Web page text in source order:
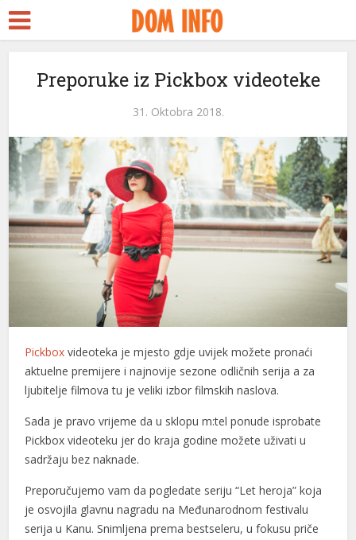
Preporuke iz Pickbox videoteke
31. Oktobra 2018.
Pickbox videoteka je mjesto gdje uvijek možete pronaći
aktuelne premijere i najnovije sezone odličnih serija a za
ljubitelje filmova tu je veliki izbor filmskih naslova.
Sada je pravo vrijeme da u sklopu m:tel ponude isprobate
Pickbox videoteku jer do kraja godine možete uživati u
sadržaju bez naknade.
Preporučujemo vam da pogledate seriju “Let heroja” koja
je osvojila glavnu nagradu na Međunarodnom festivalu
serija u Kanu. Snimljena prema bestseleru, u fokusu priče